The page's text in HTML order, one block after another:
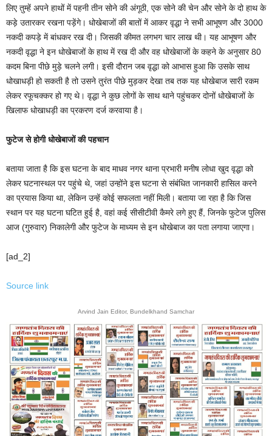
लिए तुम्हें अपने हाथों में पहनी तीन सोने की अंगूठी, एक सोने की चेन और सोने के दो हाथ के
कड़े उतारकर रखना पड़ेंगे। धोखेबाजों की बातों में आकर वृद्धा ने सभी आभूषण और 3000
नकदी कपड़े में बांधकर रख दी। जिसकी कीमत लगभग चार लाख थी। यह आभूषण और
नकदी वृद्धा ने इन धोखेबाजों के हाथ में रख दी और वह धोखेबाजों के कहने के अनुसार 80
कदम बिना पीछे मुड़े चलने लगी। इसी दौरान जब वृद्धा को आभास हुआ कि उसके साथ
धोखाधड़ी हो सकती है तो उसने तुरंत पीछे मुड़कर देखा तब तक यह धोखेबाज सारी रकम
लेकर रफूचक्कर हो गए थे। वृद्धा ने कुछ लोगों के साथ थाने पहुंचकर दोनों धोखेबाजों के
खिलाफ धोखाधड़ी का प्रकरण दर्ज करवाया है।
फुटेज से होगी धोखेबाजों की पहचान
बताया जाता है कि इस घटना के बाद माधव नगर थाना प्रभारी मनीष लोधा खुद वृद्धा को
लेकर घटनास्थल पर पहुंचे थे, जहां उन्होंने इस घटना से संबंधित जानकारी हासिल करने
का प्रयास किया था, लेकिन उन्हें कोई सफलता नहीं मिली। बताया जा रहा है कि जिस
स्थान पर यह घटना घटित हुई है, वहां कई सीसीटीवी कैमरे लगे हुए हैं, जिनके फुटेज पुलिस
आज (गुरुवार) निकालेगी और फुटेज के माध्यम से इन धोखेबाज का पता लगाया जाएगा।
[ad_2]
Source link
Arvind Jain Editor, Bundelkhand Samchar